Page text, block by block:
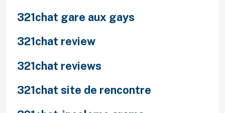
321chat gare aux gays
321chat review
321chat reviews
321chat site de rencontre